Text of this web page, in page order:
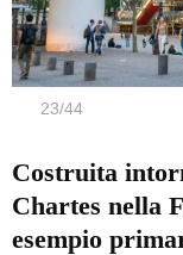
23/44
Costruita
Chartes nella
esempio